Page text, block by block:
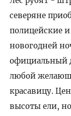
северяне
полицейские
новогодней
официальный
любой
красавицу.
высоты ели,